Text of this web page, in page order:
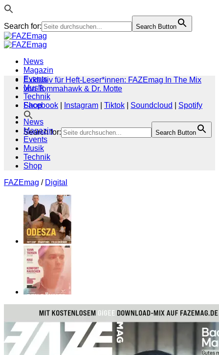
Search for: Search Button
Zum
Inhalt
News
Magazin
Events
Musik
Technik
Shop
Search for: Search Button
Exklusiv für Heft-Leser*innen: FAZEmag In The Mix
von Tommahawk & Dr. Motte
Facebook
Instagram Tiktok Soundcloud
Spotify
News
Magazin
Events
Musik
Technik
Shop
FAZEmag / Digital